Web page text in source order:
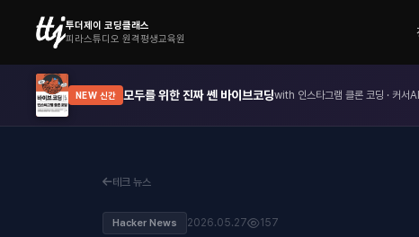
투더제이 코딩클래스
피라스튜디오 원격평생교육원
NEW 신간 모두를 위한 진짜 쎈 바이브코딩with 인스타그램 클론 코딩 · 커서
테크 뉴스
Hacker News 2026.05.27 157